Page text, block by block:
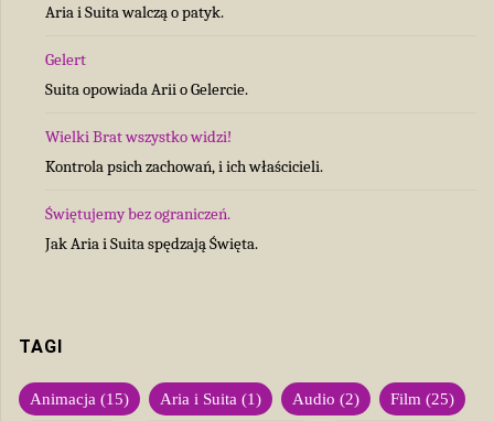
Aria i Suita walczą o patyk.
Gelert
Suita opowiada Arii o Gelercie.
Wielki Brat wszystko widzi!
Kontrola psich zachowań, i ich właścicieli.
Świętujemy bez ograniczeń.
Jak Aria i Suita spędzają Święta.
TAGI
Animacja (15) Aria i Suita (1) Audio (2) Film (25)